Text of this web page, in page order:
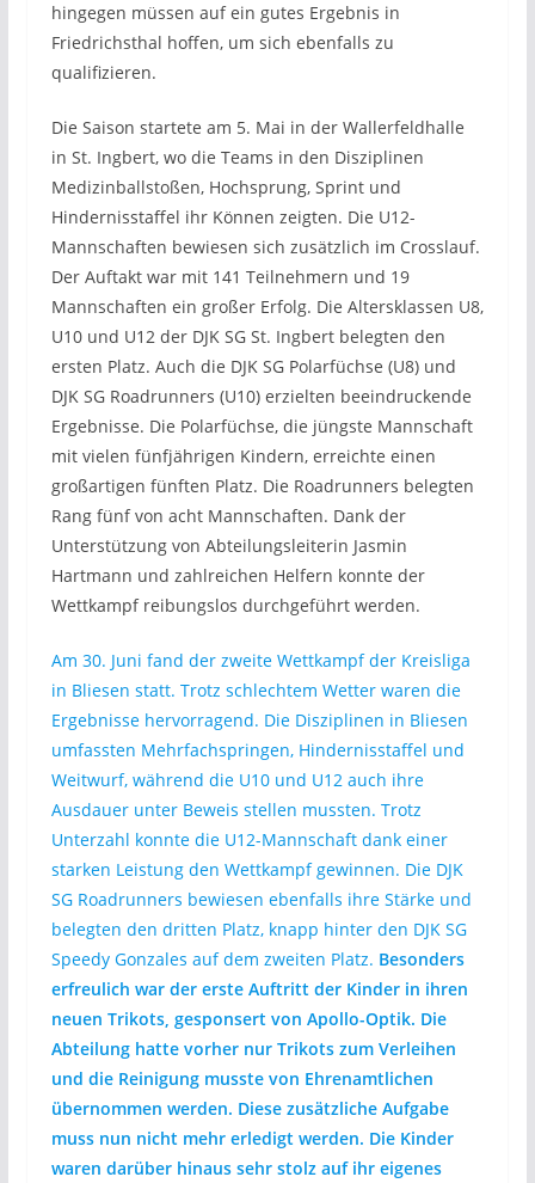
hingegen müssen auf ein gutes Ergebnis in
Friedrichsthal hoffen, um sich ebenfalls zu
qualifizieren.
Die Saison startete am 5. Mai in der Wallerfeldhalle
in St. Ingbert, wo die Teams in den Disziplinen
Medizinballstoßen, Hochsprung, Sprint und
Hindernisstaffel ihr Können zeigten. Die U12-
Mannschaften bewiesen sich zusätzlich im Crosslauf.
Der Auftakt war mit 141 Teilnehmern und 19
Mannschaften ein großer Erfolg. Die Altersklassen U8,
U10 und U12 der DJK SG St. Ingbert belegten den
ersten Platz. Auch die DJK SG Polarfüchse (U8) und
DJK SG Roadrunners (U10) erzielten beeindruckende
Ergebnisse. Die Polarfüchse, die jüngste Mannschaft
mit vielen fünfjährigen Kindern, erreichte einen
großartigen fünften Platz. Die Roadrunners belegten
Rang fünf von acht Mannschaften. Dank der
Unterstützung von Abteilungsleiterin Jasmin
Hartmann und zahlreichen Helfern konnte der
Wettkampf reibungslos durchgeführt werden.
Am 30. Juni fand der zweite Wettkampf der Kreisliga
in Bliesen statt. Trotz schlechtem Wetter waren die
Ergebnisse hervorragend. Die Disziplinen in Bliesen
umfassten Mehrfachspringen, Hindernisstaffel und
Weitwurf, während die U10 und U12 auch ihre
Ausdauer unter Beweis stellen mussten. Trotz
Unterzahl konnte die U12-Mannschaft dank einer
starken Leistung den Wettkampf gewinnen. Die DJK
SG Roadrunners bewiesen ebenfalls ihre Stärke und
belegten den dritten Platz, knapp hinter den DJK SG
Speedy Gonzales auf dem zweiten Platz. Besonders
erfreulich war der erste Auftritt der Kinder in ihren
neuen Trikots, gesponsert von Apollo-Optik. Die
Abteilung hatte vorher nur Trikots zum Verleihen
und die Reinigung musste von Ehrenamtlichen
übernommen werden. Diese zusätzliche Aufgabe
muss nun nicht mehr erledigt werden. Die Kinder
waren darüber hinaus sehr stolz auf ihr eigenes